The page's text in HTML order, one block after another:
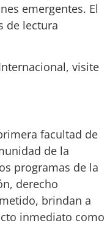
emergentes. El
de lectura
visite
facultad de
de la
programas de la
derecho
brindan a
inmediato como